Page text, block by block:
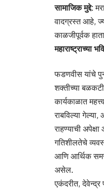
सामाजिक मुद्दे:
वादग्रस्त आहे,
काळजीपूर्वक
महाराष्ट्राच्या
फडणवीस यांचे
शक्तीच्या
कार्यकाळात
राबविल्या
राहण्याची
गतिशीलतेचे
आणि आर्थिक
असेल.
एकंदरीत,